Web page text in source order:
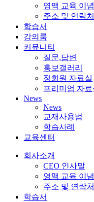
영맥 교육 이념
주소 및 연락처
학습서
강의룸
커뮤니티
질문,답변
홍보갤러리
정회원 자료실
프리미엄 자료
News
News
교재사용법
학습사례
교육센터
회사소개
CEO 인사말
영맥 교육 이념
주소 및 연락처
학습서